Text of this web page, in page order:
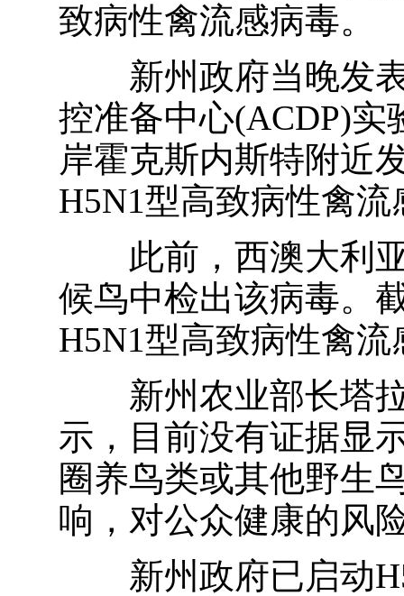
致病性禽流感病毒。
新州政府当晚发表
控准备中心(ACDP)
岸霍克斯内斯特附近
H5N1型高致病性禽流
此前，西澳大利亚
候鸟中检出该病毒。
H5N1型高致病性禽
新州农业部长塔拉
示，目前没有证据显
圈养鸟类或其他野生
响，对公众健康的风
新州政府已启动H5